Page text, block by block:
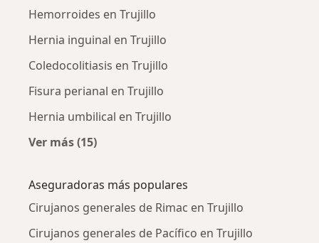
Hemorroides en Trujillo
Hernia inguinal en Trujillo
Coledocolitiasis en Trujillo
Fisura perianal en Trujillo
Hernia umbilical en Trujillo
Ver más (15)
Aseguradoras más populares
Cirujanos generales de Rimac en Trujillo
Cirujanos generales de Pacífico en Trujillo